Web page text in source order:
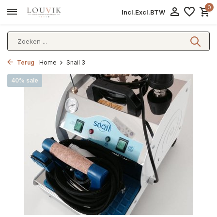
Incl.Excl.BTW
0
Terug Home Snail 3
40% sale